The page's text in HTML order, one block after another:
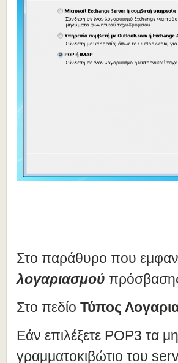
Στο παράθυρο που
λογαριασμού
Στo πεδίο Τύπος
Εάν επιλέξετε POP3 τα
γραμματοκιβώτιο του